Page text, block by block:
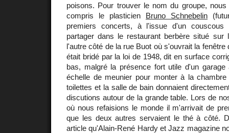
poisons. Pour trouver le nom du groupe,
compris le plasticien Bruno Schnebelin
premiers concerts, à l'issue d'un
partager dans le restaurant berbère situé sur
l'autre côté de la rue Buot où s'ouvrait la
était bridé par la loi de 1948, dit en surface
bas, malgré la présence fort utile d'un
échelle de meunier pour monter à la
toilettes et la salle de bain donnaient
discutions autour de la grande table. Lors de
où nous refaisions le monde il m'arrivait de
que les deux autres servaient le thé à côté.
article qu'Alain-René Hardy et Jazz magazine